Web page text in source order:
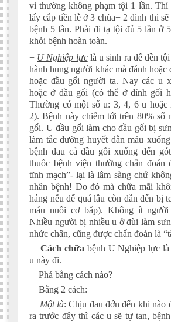
vì thường không phạm tội 1 lần. Thí
lấy cắp tiền lễ ở 3 chùa+ 2 đình thì sẽ
bệnh 5 lần. Phải đi tạ tội đủ 5 lần ở
khỏi bệnh hoàn toàn.
+ U Nghiệp lựclà u sinh ra để đền
hành hung người khác mà đánh hoặc
hoặc đầu gối người ta. Nay các u
hoặc ở đầu gối (có thể ở đỉnh gối
Thường có một số u: 3, 4, 6 u hoặc
2). Bệnh này chiếm tới trên 80% số
gối. U đầu gối làm cho đầu gối bị
làm tắc đường huyết dẫn máu
bệnh đau cả đầu gối xuống đến
thuốc bệnh viện thường chẩn đoán
tĩnh mạch”- lại là lâm sàng chứ
nhân bệnh! Do đó mà chữa mãi
háng nếu để quá lâu còn dẫn đến bị
máu nuôi cơ bắp). Không ít
Nhiều người bị nhiều u ở đùi làm
nhức chân, cũng được chẩn đoán là
Cách chữa bệnh U Nghiệp lực là
u này đi.
Phá bằng cách nào?
Bằng 2 cách:
Một là: Chịu đau đớn đến khi nào
ra trước đây thì các u sẽ tự tan,